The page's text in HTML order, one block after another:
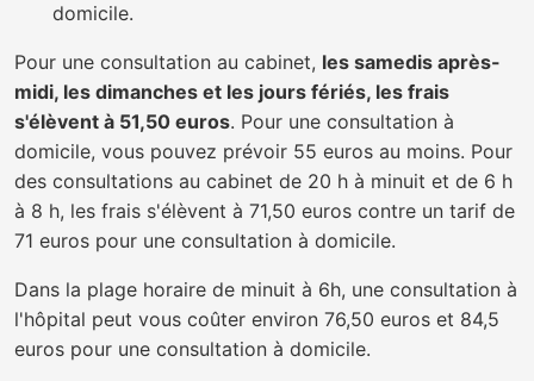
domicile.
Pour une consultation au cabinet, les samedis après-
midi, les dimanches et les jours fériés, les frais
s'élèvent à 51,50 euros. Pour une consultation à
domicile, vous pouvez prévoir 55 euros au moins. Pour
des consultations au cabinet de 20 h à minuit et de 6 h
à 8 h, les frais s'élèvent à 71,50 euros contre un tarif de
71 euros pour une consultation à domicile.
Dans la plage horaire de minuit à 6h, une consultation à
l'hôpital peut vous coûter environ 76,50 euros et 84,5
euros pour une consultation à domicile.